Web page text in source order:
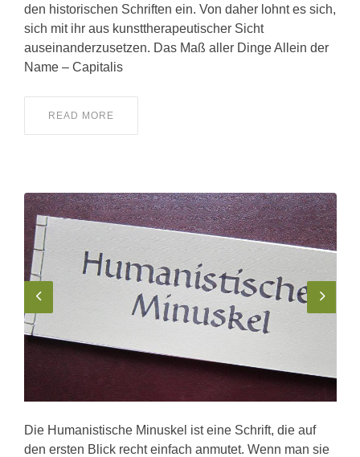
den historischen Schriften ein. Von daher lohnt es sich,
sich mit ihr aus kunsttherapeutischer Sicht
auseinanderzusetzen. Das Maß aller Dinge Allein der
Name – Capitalis
READ MORE
Die Humanistische Minuskel ist eine Schrift, die auf
den ersten Blick recht einfach anmutet. Wenn man sie